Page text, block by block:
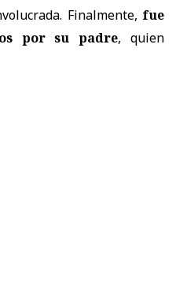
Finalmente, fue
por su padre, quien